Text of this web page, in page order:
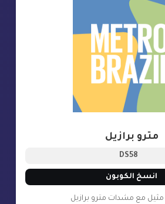
مترو برازيل
DS58
انسخ الكوبون
مثيل مع مشدات مترو برازيل